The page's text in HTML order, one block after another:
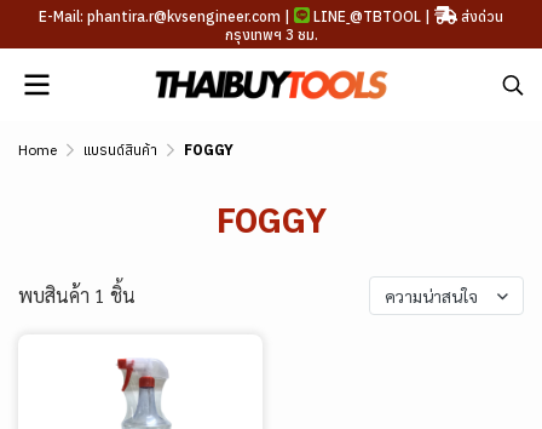
E-Mail: phantira.r@kvsengineer.com | LINE @TBTOOL |
ส่งด่วน
กรุงเทพฯ 3 ชม.
Home แบรนด์สินค้า FOGGY
FOGGY
พบสินค้า 1 ชิ้น ความน่าสนใจ